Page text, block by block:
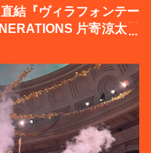
結『ヴィラフォンテー
片寄涼太登